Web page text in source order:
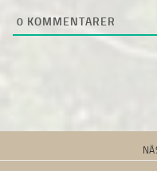
0 KOMMENTARER